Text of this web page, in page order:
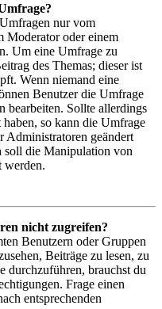
nur vom
Moderator oder einem
Um eine Umfrage zu
des Themas; dieser ist
Wenn niemand eine
Benutzer die Umfrage
bearbeiten. Sollte allerdings
so kann die Umfrage
Administratoren geändert
soll die Manipulation von
werden.
nicht zugreifen?
Benutzern oder Gruppen
Beiträge zu lesen, zu
durchzuführen, brauchst du
Frage einen
entsprechenden